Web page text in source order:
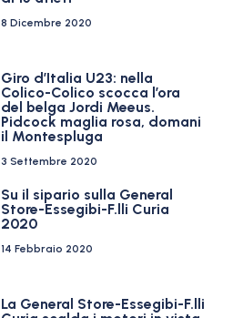
8 Dicembre 2020
Giro d’Italia U23: nella
Colico-Colico scocca l’ora
del belga Jordi Meeus.
Pidcock maglia rosa, domani
il Montespluga
3 Settembre 2020
Su il sipario sulla General
Store-Essegibi-F.lli Curia
2020
14 Febbraio 2020
La General Store-Essegibi-F.lli